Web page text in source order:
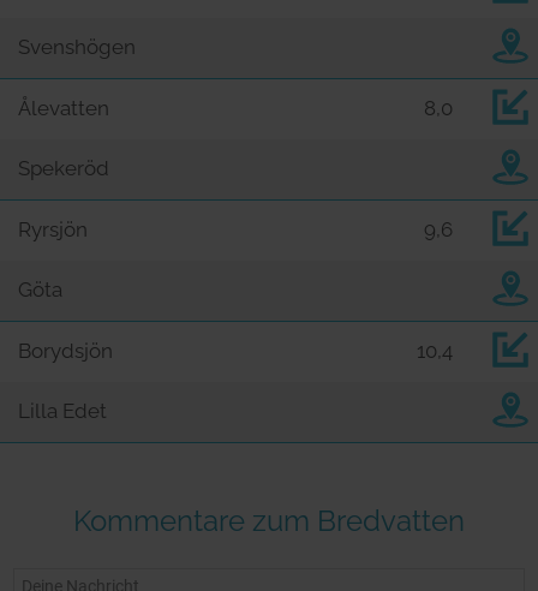
Svenshögen
Ålevatten 8,0
Spekeröd
Ryrsjön 9,6
Göta
Borydsjön 10,4
Lilla Edet
Kommentare zum Bredvatten